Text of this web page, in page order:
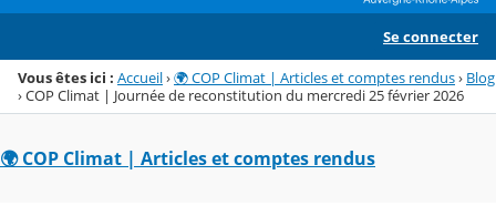
Se connecter
Vous êtes ici : Accueil›🌍 COP Climat | Articles et comptes rendus› Blog
›COP Climat | Journée de reconstitution du mercredi 25 février 2026
🌍 COP Climat | Articles et comptes rendus